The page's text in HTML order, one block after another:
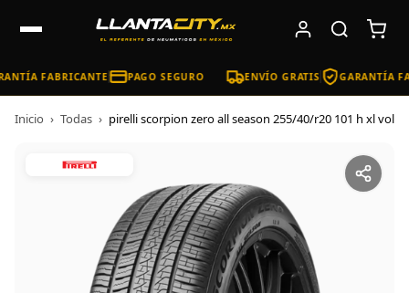
FABRICANTE PAGO SEGURO ENVÍO GRATIS GARANTÍA
Inicio › Todas › pirelli scorpion zero all season 255/40/r20 101 h xl vol